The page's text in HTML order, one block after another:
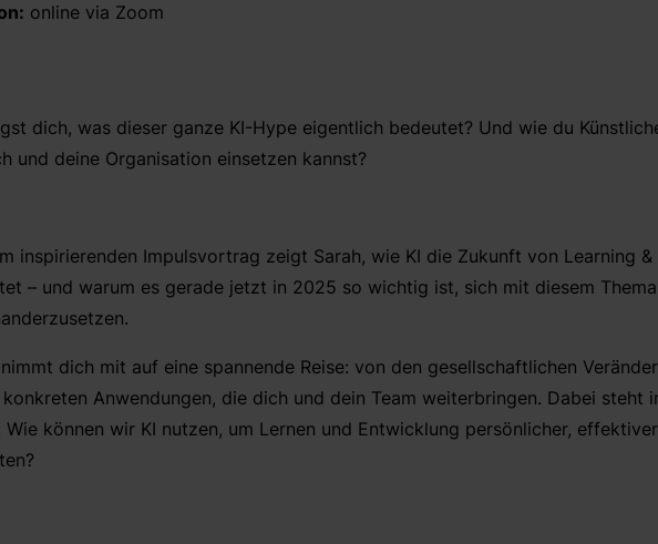
online via Zoom
dich, was dieser ganze KI-Hype eigentlich bedeutet? Und wie du
und deine Organisation einsetzen kannst?
inspirierenden Impulsvortrag zeigt Sarah, wie KI die Zukunft von Learning
– und warum es gerade jetzt in 2025 so wichtig ist, sich mit diesem Thema
dich mit auf eine spannende Reise: von den gesellschaftlichen
Anwendungen, die dich und dein Team weiterbringen. Dabei steht
Wie können wir KI nutzen, um Lernen und Entwicklung persönlicher,